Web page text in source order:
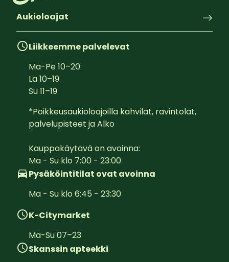
Aukioloajat
Liikkeemme palvelevat
Ma-Pe10–20
La10–19
Su11–19
*Poikkeusaukioloajoilla kahvilat, ravintolat,
palvelupisteet ja Alko
Kauppakäytävä on avoinna:
Ma - Su klo 7:00 - 23:00
Pysäköintitilat ovat avoinna
Ma - Su klo 6:45 - 23:30
K-Citymarket
Ma-Su07–23
Skanssin apteekki